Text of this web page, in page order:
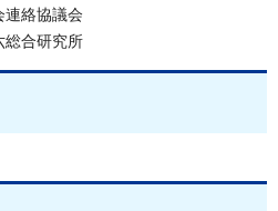
絡協議会
合研究所